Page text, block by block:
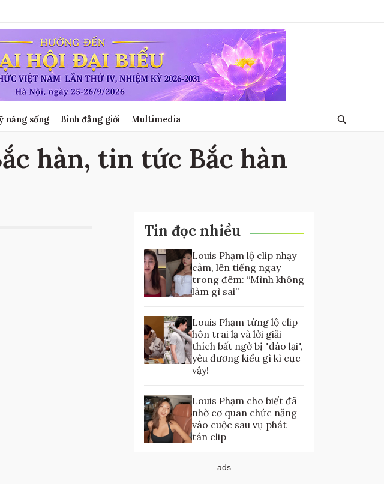
năng sống Bình đẳng giới Multimedia
hàn, tin tức Bắc hàn
Tin đọc nhiều
Louis Phạm lộ clip nhạy
cảm, lên tiếng ngay
trong đêm: “Mình không
làm gì sai”
Louis Phạm từng lộ clip
hôn trai lạ và lời giải
thích bất ngờ bị "đào lại",
yêu đương kiểu gì kì cục
vậy!
Louis Phạm cho biết đã
nhờ cơ quan chức năng
vào cuộc sau vụ phát
tán clip
ads